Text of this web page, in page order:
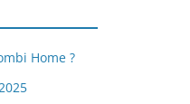
Home ?